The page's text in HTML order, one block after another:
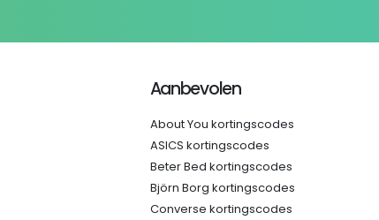
Aanbevolen
About You kortingscodes
ASICS kortingscodes
Beter Bed kortingscodes
Björn Borg kortingscodes
Converse kortingscodes